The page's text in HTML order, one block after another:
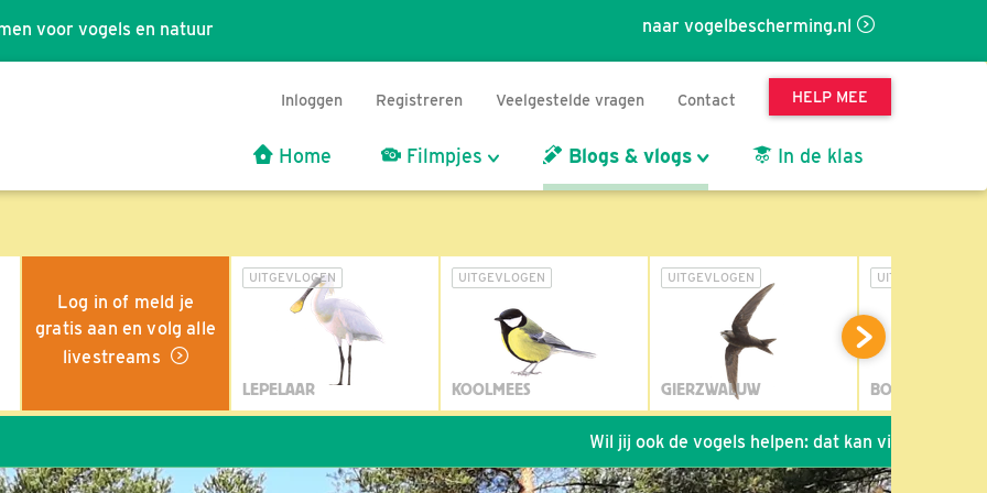
naar vogelbescherming.nl
voor vogels en natuur
Inloggen Registreren Veelgestelde vragen Contact HELP MEE
Home Filmpjes Blogs & vlogs In de klas
Log in of meld je
gratis aan en volg alle
livestreams
UITGEVLOGEN
LEPELAAR
UITGEVLOGEN
KOOLMEES
UITGEVLOGEN
GIERZWALUW
UITGEVLOGEN
BOSUIL
Wil jij ook de vogels helpen: dat kan via de link!